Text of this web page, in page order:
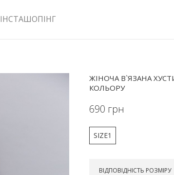
ІНСТАШОПІНГ
ЖІНОЧА В`ЯЗАНА
КОЛЬОРУ
690 грн
SIZE1
ВІДПОВІДНІСТЬ РОЗМІРУ